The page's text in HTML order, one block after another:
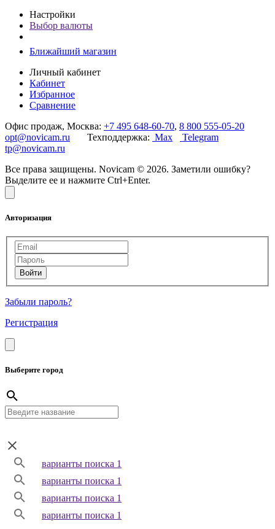
Настройки
Выбор валюты
Ближайший магазин
Личный кабинет
Кабинет
Избранное
Сравнение
Офис продаж, Москва: +7 495 648-60-70, 8 800 555-05-20
opt@novicam.ru Техподдержка: Max
Telegram
tp@novicam.ru
Все права защищены. Novicam © 2026. Заметили ошибку?
Выделите ее и нажмите Ctrl+Enter.
Авторизация
Забыли пароль?
Регистрация
Выберите город
варианты поиска 1
варианты поиска 1
варианты поиска 1
варианты поиска 1